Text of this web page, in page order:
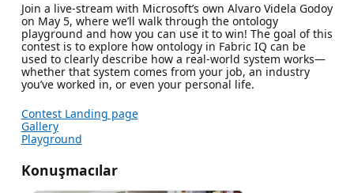
Join a live-stream with Microsoft’s own Alvaro Videla Godoy
on May 5, where we’ll walk through the ontology
playground and how you can use it to win! The goal of this
contest is to explore how ontology in Fabric IQ can be
used to clearly describe how a real-world system works—
whether that system comes from your job, an industry
you’ve worked in, or even your personal life.
Contest Landing page
Gallery
Playground
Konuşmacılar